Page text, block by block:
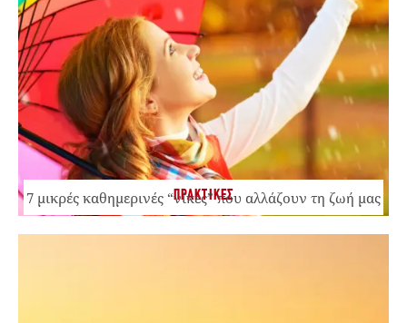
ΠΡΑΚΤΙΚΕΣ
7 μικρές καθημερινές “νίκες” που αλλάζουν τη ζωή μας